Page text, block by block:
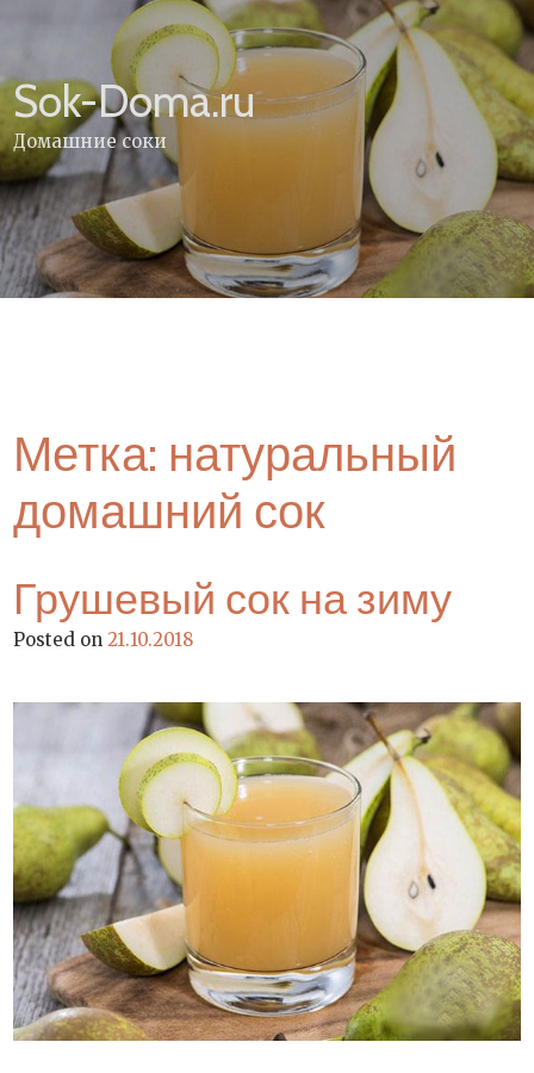
Sok-Doma.ru
Домашние соки
Метка: натуральный
домашний сок
Грушевый сок на зиму
Posted on21.10.2018